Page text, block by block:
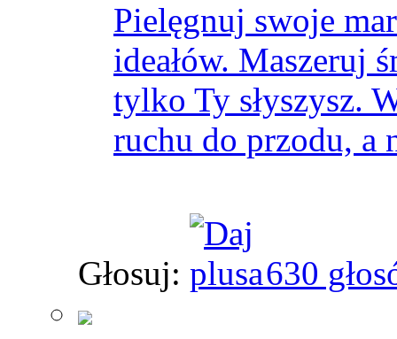
Pielęgnuj swoje
ideałów. Maszeruj
tylko Ty słyszysz.
ruchu do przodu, a
Głosuj: 630